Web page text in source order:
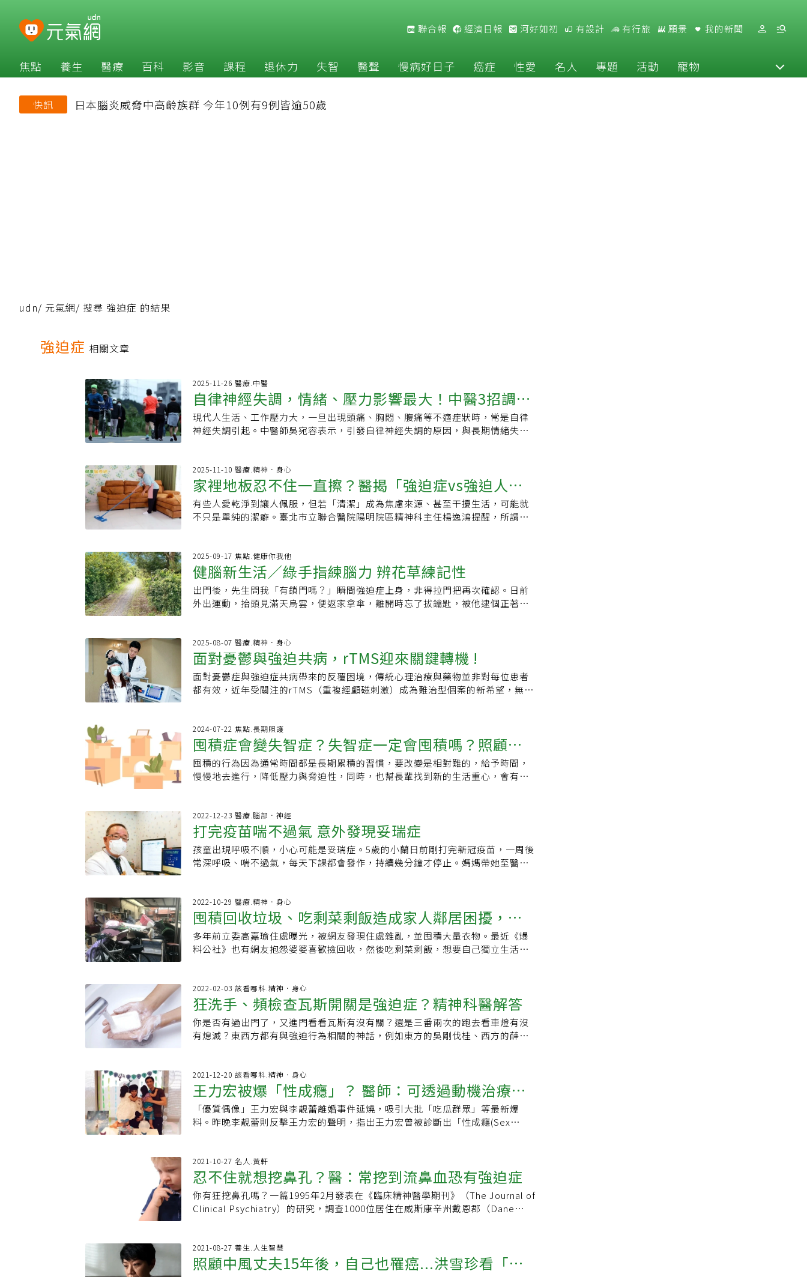
聯合報 經濟日報 河好如初 有設計 有行旅 願景 我的新聞
焦點 養生 醫療 百科 影音 課程 退休力 失智 醫聲 慢病好日子 癌症 性愛 名人 專題 活動 寵物
快訊 日本腦炎威脅中高齡族群 今年10例有9例皆逾50歲
udn/ 元氣網/ 搜尋 強迫症 的結果
強迫症 相關文章
2025-11-26 醫療.中醫
自律神經失調，情緒、壓力影響最大！中醫3招調節
身心
現代人生活、工作壓力大，一旦出現頭痛、胸悶、腹痛等不適症狀時，常是自律
神經失調引起。中醫師吳宛容表示，引發自律神經失調的原因，與長期情緒失
宛容說，這兩種神經同時作用在眼睛、肌肉、唾液腺、心、肺、胃、大小腸、
肝、腎、膀胱，以及其他血管、平滑肌等器官，讓身體不用思考就可以維護生理
機能。不是一種疾病症狀因人而異「自律神經失調不是一種病，而是一系列症
狀，不同的人會有不同的表現。」吳宛容指出，有些人覺得頭痛，有些人覺得心
悸、胸悶，有些人出現惡心、腹痛、腹瀉、便祕等腸胃症狀，有些人則是有全身
的重大原因之一，吳宛容說，人體有調節與穩定內分泌與新陳代謝系統的功能，
當情緒影響人體的調控機能，就會導致五臟陰陽失衡而產生問題。吳宛容指出，
若自律神經過於興奮，會出現類似中醫「陰虛陽亢」症狀，包含燥、熱等臨床表
現。壓力大易使人情緒失控，久了「肝鬱化火」，如果有慢性疾病折磨，精神情
物外，治病必求治本，需瞭解心理癥結所在，給予正確疏導建議，「想開了，心
結打開了，其實肝氣也疏通了」。做好時間管理壓力自然減少若自律神經功能低
下則產生類似「氣虛」症狀，進一步低下至寒象出現則是「陽虛」；若是神經、
內分泌、免疫等系統失調，所表現的症狀即類似「濕」或「痰」證。吳宛容說，
若自律神經失調，可透過中醫調理身體，讓體內氣血、體液重新分布，並且應適
在同個時段內要完成，想要妥善解決就得做好時間管理，按照輕重緩急來分配工
作順序，壓力就會減小。
2025-11-10 醫療.精神．身心
家裡地板忍不住一直擦？醫揭「強迫症vs強迫人
格」差別在哪？
有些人愛乾淨到讓人佩服，但若「清潔」成為焦慮來源、甚至干擾生活，可能就
不只是單純的潔癖。臺北市立聯合醫院陽明院區精神科主任楊逸鴻提醒，所謂的
鋸一名年近六旬的家庭主婦陳媽媽，長年陷入莫名焦慮與失眠。她每天最耗時的
事，不是煮飯或打掃，而是「檢查家中地板是否有落髮」。即使剛檢查過、確定
地板乾淨，幾分鐘後仍忍不住再度查看，反覆十多次才罷休。甚至外出買菜途
中，也會突然折返家中再次檢查。雖然外人認為她是「潔癖」，但實際上除了地
板一塵不染外，家中其他地方反而因為她沒空整理而雜亂不堪。楊逸鴻主任指
任說明，強迫症患者常出現強迫思考與強迫行為，即明知不合理、卻無法停止的
念頭或動作。若症狀造成生活困擾，建議接受治療。過去治療以心理諮商為主，
效果有限；隨著精神科藥物進步，現今多採用抗憂鬱劑為主的藥物治療，有時輔
以抗焦慮或抗精神病藥，效果良好。大多數患者經一年穩定治療後，大腦功能可
沒發現髮絲，一天內就不再重複檢查，但她對整體秩序要求極高：桌椅要對齊、
毛巾四角要平整、冰箱內食物要分類排列。家中總是一塵不染，但她常為趕進
度、力求完美而焦慮不安，甚至因家人打亂秩序而動怒。楊逸鴻主任表示，這類
情況屬於強迫人格（Obsessive-Compulsive Personality）。患者多追求秩序、
完美與控制感，有時甚至表現在「囤物」傾向，捨不得丟東西、覺得物品將來一
相關問題並非意志薄弱或「太愛乾淨」，而是大腦功能暫時失衡的表現。若過度
追求完美、整潔或檢查行為，已導致焦慮、失眠或家庭緊張，就應及早尋求專業
協助。他強調，潔淨與秩序本身沒錯，但當它變成壓力，就需要學習適度放手。
在專業治療與家人理解的支持下，多數患者都能恢復平衡、重新找回自在的生
【本文由健康醫療網授權刊登，原文刊載網址：
https://www.healthnews.com.tw/article/66681】
2025-09-17 焦點.健康你我他
健腦新生活／綠手指練腦力 辨花草練記性
出門後，先生問我「有鎖門嗎？」瞬間強迫症上身，非得拉門把再次確認。日前
外出運動，抬頭見滿天烏雲，便返家拿傘，離開時忘了拔鑰匙，被他逮個正著。
掏出來，被洗衣機洗成雪花片片的慘劇，更是三不五時上演。健忘如他，卻對於
我的無心之失，記得一清二楚，而且緊抓不放，我們兩個年近花甲的老夫妻，時
不時為了誰的頭腦好而「鬥嘴鼓」，粗心疏忽引發的小凸槌，雖為平淡生活注入
趣味活水，卻也不由得暗自擔心。健康到老，是每個人的心願，除了體魄強健
外，更需頭腦清晰。持之以恆透過改變「思考方式」、「行為」及「日常習
我，因老化加劇，大腦神經連結變弱，以致臉孔和人名總難配對、話到嘴邊卻說
不出來，真教人苦惱，想到利用辨認花草來鍛鍊記憶力。此外，還有閱讀和寫
作、每日健走一小時。多走路有助減緩失智或知能減退，好處多多，可說是最簡
單有效、省錢又輕鬆。🧠點擊立即體驗腦力健身房👆
2025-08-07 醫療.精神．身心
面對憂鬱與強迫共病，rTMS迎來關鍵轉機 !
面對憂鬱症與強迫症共病帶來的反覆困境，傳統心理治療與藥物並非對每位患者
都有效，近年受關注的rTMS（重複經顱磁刺激）成為難治型個案的新希望，無須
管道，是否正是翻轉人生的關鍵轉機？在日常生活中，常聽人們自嘲「我有強迫
症」，用來形容過度整潔、重複確認等行為。振芝沃本診所院長周呈叡指出，在
臨床現場，真正的強迫症（Obsessive-Compulsive Disorder, OCD）遠比所謂
「潔癖」來得複雜，時常嚴重影響患者生活；尤其當強迫症與憂鬱症並存時，所
引發的情緒風暴與生活困境，往往讓人難以招架。周呈叡表示，強迫症的核心症
例如：有患者因懼怕髒污，每日洗手數小時，手洗破皮依然無法停止；或擔心門
沒關、信件拿錯，而在門口與信箱前反覆確認一小時以上，當患者的強迫想法及
行為嚴重影響到生活功能，就會建議至醫療體系尋求協助。憂鬱與強迫的共病現
象，引爆身心靈失衡強迫症與憂鬱症的共病並不罕見，尤其兩者皆是因血清素
形成惡性循環。臨床上可見兩種發病路徑：一為早期出現強迫症（通常自國小、
國中起），憂鬱症隨後才逐漸出現；另一為20多歲後，因憂鬱進而引發強迫症
狀。據「臺灣民眾常見精神疾患盛行率之變遷」研究顯示，國人常見精神疾病包
括憂鬱、焦慮等，以30至45歲人口群盛行率最高，近10年（民國99至109年）的
統計盛行率更高達25至27%，也就是每4人中即有1人有心理困擾；其中以焦慮、
我要求，均可能引爆腦內風暴。當「腦內戰爭」無法停歇，rTMS治療成救星周呈
叡表示，當藥物與心理治療對某些患者效果不彰時，重複經顱磁刺激
（repetitive Transcranial Magnetic Stimulation，rTMS）治療成為另一線希
望；rTMS利用磁場改變大腦特定區域的活性，無需麻醉、不需住院，治療後即可
症的30歲患者，工作時因為無法忍受工作環境的&quot;不乾淨&quot;而離職，之
後甚至難以出門，生活都須家人協助，經過rTMS配合藥物與心理治療後，逐步恢
復自理能力並重返社會，這樣的成功案例顯示，rTMS對於難治型憂鬱與強迫症，
確實具有臨床價值。不過，rTMS也非萬靈丹。周呈叡提醒，對於腦部有傷害史
（如：中風、腦外傷）、濫用藥物、或體內有金屬植入物者，仍需審慎評估才能
僅改變人們的生活型態，亦讓大眾習慣在網上進行交流。台灣在2019年開放通訊
心理諮商以來，線上諮商逐漸成為心理治療的新常態。周呈叡指出，像是海外華
人、居住偏遠地區、或因症狀無法出門者，皆是適合線上諮商的對象。此外，通
訊診察治療辦法也在2024年實施，針對強迫症合併憂鬱症患者，在初期難以面對
面談話情況時，線上診療成為緩衝與過渡的選擇。然而，線上診療更須信任關係
調保密原則。對於症狀複雜或需合併多種廖法的個案，周呈叡仍建議至少實體見
面一次，以建立穩定的治療聯結。周呈叡表示，線上診療與諮商提升了便利與隱
私，以振芝醫療所營運的「放心說 FundaTalk」線上診療平台為例，讓治療不再
2024-07-22 焦點.長期照護
囤積症會變失智症？失智症一定會囤積嗎？照顧管
家分享4原則應對長輩囤積行為
囤積的行為因為通常時間都是長期累積的習慣，要改變是相對難的，給予時間，
慢慢地去進行，降低壓力與脅迫性，同時，也幫長輩找到新的生活重心，會有機
之一，疾病的成因很多，大致分成心理與生理，應對的技巧會有所不同。這篇文
章我們將聚焦發生在老年人身上，與生理狀況有高度的相關性。當前額葉開始生
病、萎縮時，就有開始出現一些症狀，這些症狀可能出現在確診疾病的前10年至
20年，因此，時常會被忽略，覺得是老年人不愛乾淨，或是本身個性導致的行
為。與申請星雲計畫的照顧者討論家中的狀況時，我們時常會聽到：「我的爸爸
現、作出決定的過程，還有調節社會活動、語言功能的某些方面等行為。正常人
能根據內在目標去組織思考與行為，但生病的腦認知受損，影響組織的能力而產
生囤積行為，及其外顯的表現。我們可以說囤積症狀是交互影響的，目前未有定
論囤積症一定會變成失智症，但目前有許多失智症患者過去有囤積行為，也希望
他的雜物，又要照顧他，又要處理他的物品，真的好煩！」「我們家長輩失智
症，他的冰箱跟家很恐怖，都是東西，我該怎麼做？」以下建議一些原則：1. 若
未有確診失智症，發現有囤積、穢語、脾氣暴躁等狀況，建議可至神經內科看
診，因失智症前期有認知改變、情緒控制異常等情況，且藥物效果較明顯助延
緩；如果確定沒有失智，則可至身心科診斷囤積症。2. 瞭解對長輩而言，物品的
義，不得隨意忽視，容易造成衝突、增加防備心，帶來更不愉快的相處模式，因
此，讓長輩說出保留物品的原因，協助賦予意義是丟棄重要的過程。 以下舉例對
話方式（不一定適用每位長輩，主要分享囤積症勸導將物品移出家中的邏輯）：
✔情境一：留很多塑膠袋▶ 瞭解留的原因：丟掉很浪費，要環保一點，可以重複
移出家中的方式，因為疼女兒可能有機會讓女兒拿走。✔情境二：盆栽過多已擋
到鄰居家門口，造成許多影響▶ 瞭解留的原因：很喜歡盆栽，看著生命的長大，
很滿足。▶ 說法：媽～這些盆栽都讓你照顧得很好，我也很喜歡，我也認識很會
照顧的育幼院，他們剛好也缺盆栽讓孩子們照顧，你選一些盆栽讓育幼院的孩子
們照顧吧！園長也會定期發照片來給你看，你看～這是育幼院的花園，你的盆栽
的器具▶ 瞭解留的原因：家中有很多子孫，希望大家回家時人人都有東西可以
用。▶ 說法：媽～你看這個東西目前有幾個（清算同一種東西有的數量），你有
2022-12-23 醫療.腦部．神經
打完疫苗喘不過氣 意外發現妥瑞症
孩童出現呼吸不順，小心可能是妥瑞症。5歲的小蘭日前剛打完新冠疫苗，一周後
常深呼吸、喘不過氣，每天下課都會發作，持續幾分鐘才停止。媽媽帶她至醫院
作，合併一種或以上的不自主聲音，且需持續1年以上；不過，有許多抽搐異常是
因疾病、心理壓力等因素引起，持續不到1年或僅單純不自主動作、聲音，無法確
診為妥瑞症。研究顯示，妥瑞症出現不自主抽搐等異常症狀，與基因遺傳有密切
關係，5成以上的患者具有家族史，家族的一親等成員出現妥瑞症症狀是一般人10
倍以上；也有研究表示，妥瑞症與腦部多巴胺有關。潘俊伸表示，妥瑞症常在5、
時性的抽搐，而單純只有動作或聲音的不自主行為，則歸類慢性聲音或動作抽搐
疾患。潘俊伸說，妥瑞症患者若焦慮、刻意抑制發作，往往會加重症狀出現頻
率，通常不需要特別藥物治療，部分會採用行為治療，進行對抗反應訓練，讓小
朋友先察覺自己症狀發作前的徵兆，採取應對的動作，讓症狀較不明顯、較不會
對妥瑞症的兒童及青少年提供適時幫助與支持，同儕的理解與同理心，可以減少
霸凌現象的發生。潘俊伸指出，妥瑞症兒童應養成正常生活作息、飲食營養均衡
及運動習慣，避免吃加工食品、含有咖啡因食物及飲料，大量運動也有助於減輕
妥瑞症症狀。
2022-10-29 醫療.精神．身心
囤積回收垃圾、吃剩菜剩飯造成家人鄰居困擾，是
生病嗎？醫師與整理師授4種解方
多年前立委高嘉瑜住處曝光，被網友發現住處雜亂，並囤積大量衣物。最近《爆
料公社》也有網友抱怨婆婆喜歡撿回收，然後吃剩菜剩飯，想要自己獨立生活，
丟」、「這要罰錢最有效」、「你不會搬走嗎？、「我家的老人也是，撿回來就
亂丟」，但這樣的情況，真的只是習慣或是失智嗎？有時候可能並非如此！高雄
醫學大學附設中和紀念醫院精神醫學部主任陳正生多年前接受聯合報採訪時就指
出，很多人有「收集」特定物品的習慣，從超商集點贈品、公仔、偶像周邊到骨
董，東西愈來愈多，有人還另租倉庫或買房子堆戰利品。不過，當這些被收集的
症）是一種疾病嗎？「囤積症」在精神疾病診斷準則手冊第5版（DSM-5）中，
被歸類為強迫症的一種，患者會過度性收集不值錢、有危險性或不衛生的物品，
並對自己及旁人生活造成干擾。陳正生說，囤積症發病初期因生活功能還沒退
化，患者會適時掩飾，等病徵行為明顯後，需持續以強迫症藥物治療，不太能根
陳正生表示，囤積症有可能是因失智症、中風或腦部受傷引起的併發症，診斷上
須排除相關可能性。研究指出，囤積症可能是因腦部前額葉基底部
（orbitofrontal）或前扣帶迴皮質（Ant. cingulate）等功能失調，導致判斷力
或情緒調節發生問題。囤積，有時候是一種安全感在《空間最佳化！家的質感整
理》一書中提到，有些人並不是真正愛惜東西，而是透過收藏和囤積來尋求內心
下、在物品夾縫中求生存的可憐蟲，最後，連該有的正常生活都消失無蹤。為什
麼老人家的房子會這樣堆滿雜物呢？最常見的共通點就是「無法丟棄子女從小到
2022-02-03 該看哪科.精神．身心
狂洗手、頻檢查瓦斯開關是強迫症？精神科醫解答
你是否有過出門了，又進門看看瓦斯有沒有關？還是三番兩次的跑去看車燈有沒
有熄滅？東西方都有與強迫行為相關的神話，例如東方的吳剛伐桂、西方的薛西
美，老是擔心私人訊息會夾雜在紙片、公文中洩露，習慣性將丟到垃圾桶的紙片
或交出去的公文再取回檢查，明知這樣不行，她仍無法克制重複行為，造成工作
時常延誤。甚至回到家裡，垃圾已打包丟到清潔車，她還追車要拿回來檢視，經
過醫師診斷為強迫症，接受藥物治療及心理輔導後，症狀逐漸改善。一直重複行
為，不想做卻停不了臺北市立聯合醫院松德院區一般精神科主治醫師唐守志表
遺傳體質、大腦神經迴路、心理與社會環境因素有關，通常是慢慢發生，據統
計，產生強迫想法及行為到就醫治療，大約需7、8年時間。強迫思考的英文為
Obsession，字意為「著魔」，在精神醫學領域，可以是「想法、衝動或是心像
（mental image）」。它是一種無法控制的「侵入性想法」，自身也不想要，為
像是有些人個性謹慎，出門都要檢查電器、瓦斯有無關閉；也有些人擺放物品一
定要成雙成對。唐守志說，強迫行為除了明顯的重複動作，心裡活動如數數、默
念、策畫過程等也算是。與正常行為「因為喜歡而去做」，強迫行為不同之處在
2021-12-20 該看哪科.精神．身心
王力宏被爆「性成癮」？ 醫師：可透過動機治療改
善
「優質偶像」王力宏與李靚蕾離婚事件延燒，吸引大批「吃瓜群眾」等最新爆
料。昨晚李靚蕾則反擊王力宏的聲明，指出王力宏曾被診斷出「性成癮(Sex
上的困擾，可透過諮商、動機治療等改善。袁瑋表示，性成癮並沒有被寫進「精
神疾病診斷與統計手冊」（DSM-5）當中，但從成癮（Addiction）、強迫症
（compulsive）角度來看，不論酒癮、菸癮，乃至於性成癮就是「失去控制、超
過合乎的量」，且「明知違法、想要不去做，但還是控制不了」。因此若是有性
成癮的狀況，就沒有辦法控制在單一伴侶，因而產生關係上的困擾。袁瑋表示，
確的診斷，袁瑋說，臨床上還是能就患者的困擾點加以釐清，而成癮治療找出
「動機」很重要，因此可用諮商、認知行為療法以及動機治療的方式來「增加改
2021-10-27 名人.黃軒
忍不住就想挖鼻孔？醫：常挖到流鼻血恐有強迫症
你有狂挖鼻孔嗎？一篇1995年2月發表在《臨床精神醫學期刊》（The Journal of
Clinical Psychiatry）的研究，調查1000位居住在威斯康辛州戴恩郡（Dane
Psychiatry），又刊出另一篇研究，這次的調查對象是亞洲人，結果指出，平均
每位成人一天要挖四次鼻孔。有7.6%的成人每天重複挖鼻孔 &gt; 20 次。17%的
成人，承認自己有狂挖鼻孔的習慣。如果你喜歡挖鼻孔，不用感到跟大家格格不
2021-08-27 養生.人生智慧
照顧中風丈夫15年後，自己也罹癌...洪雪珍看「付